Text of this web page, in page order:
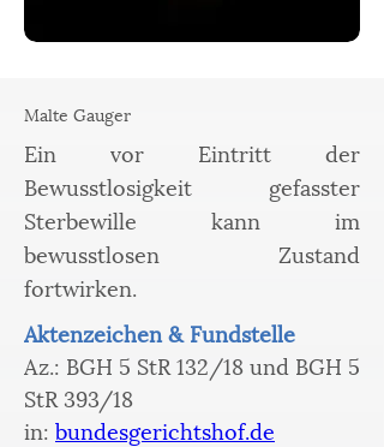
Malte Gauger
Ein vor Eintritt der
Bewusstlosigkeit gefasster
Sterbewille kann im
bewusstlosen Zustand
fortwirken.
Aktenzeichen & Fundstelle
Az.: BGH 5 StR 132/18 und BGH 5
StR 393/18
in: bundesgerichtshof.de